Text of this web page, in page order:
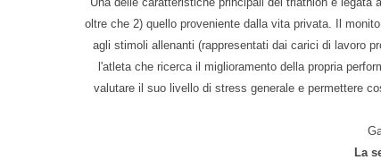
oltre che 2) quello proveniente dalla vita privata. Il
agli stimoli allenanti (rappresentati dai carici di lavoro
l'atleta che ricerca il miglioramento della propria
valutare il suo livello di stress generale e permettere
La